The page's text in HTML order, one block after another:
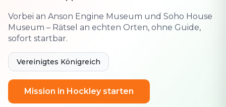
Vorbei an Anson Engine Museum und Soho House
Museum – Rätsel an echten Orten, ohne Guide,
sofort startbar.
Vereinigtes Königreich
Mission in Hockley starten